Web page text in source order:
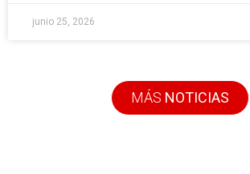
junio 25, 2026
MÁS NOTICIAS